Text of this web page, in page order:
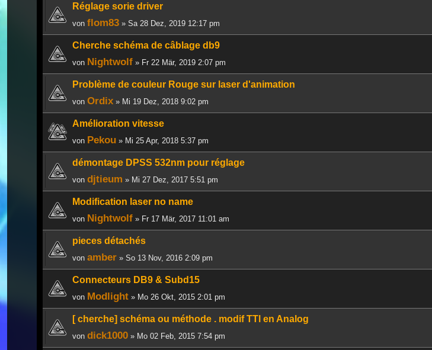
Réglage sorie driver
von flom83 » Sa 28 Dez, 2019 12:17 pm
Cherche schéma de câblage db9
von Nightwolf » Fr 22 Mär, 2019 2:07 pm
Problème de couleur Rouge sur laser d'animation
von Ordix » Mi 19 Dez, 2018 9:02 pm
Amélioration vitesse
von Pekou » Mi 25 Apr, 2018 5:37 pm
démontage DPSS 532nm pour réglage
von djtieum » Mi 27 Dez, 2017 5:51 pm
Modification laser no name
von Nightwolf » Fr 17 Mär, 2017 11:01 am
pieces détachés
von amber » So 13 Nov, 2016 2:09 pm
Connecteurs DB9 & Subd15
von Modlight » Mo 26 Okt, 2015 2:01 pm
[ cherche] schéma ou méthode . modif TTl en Analog
von dick1000 » Mo 02 Feb, 2015 7:54 pm